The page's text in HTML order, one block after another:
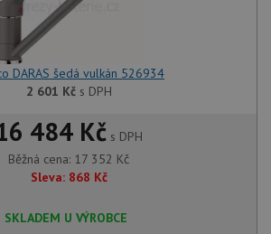
DARAS šedá vulkán 526934
2 601 Kčs DPH
484 Kč s DPH
Běžná cena: 17 352 Kč
Sleva: 868 Kč
SKLADEM U VÝROBCE